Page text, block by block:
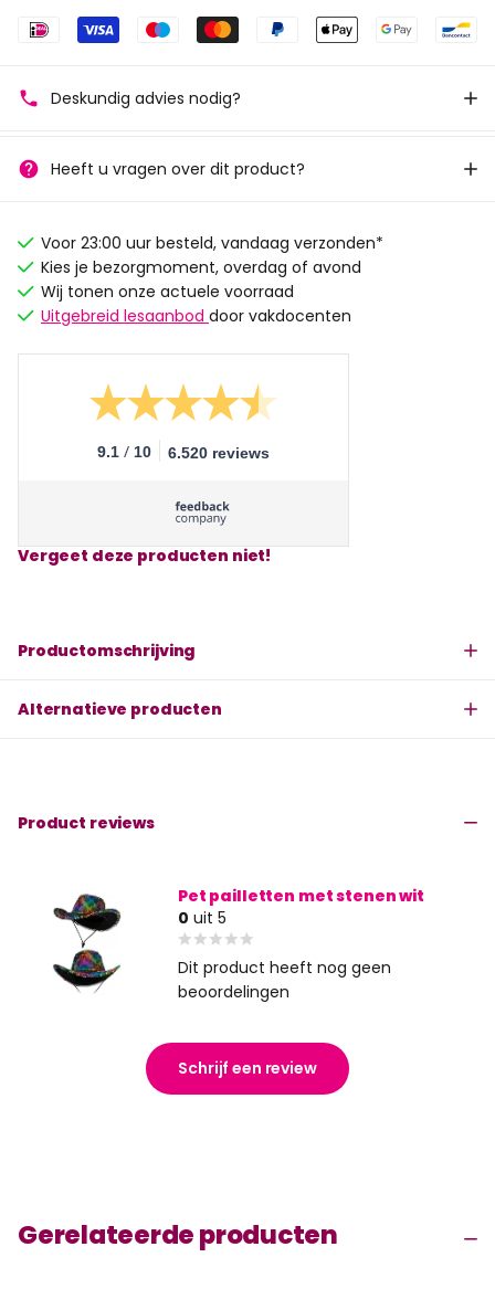
Deskundig advies nodig?
Heeft u vragen over dit product?
Voor 23:00 uur besteld, vandaag verzonden*
Kies je bezorgmoment, overdag of avond
Wij tonen onze actuele voorraad
Uitgebreid lesaanbod door vakdocenten
9.1 / 10 6.520 reviews
Vergeet deze producten niet!
Productomschrijving
Alternatieve producten
Product reviews
Pet pailletten met stenen wit
0 uit 5
Dit product heeft nog geen
beoordelingen
Schrijf een review
Gerelateerde producten